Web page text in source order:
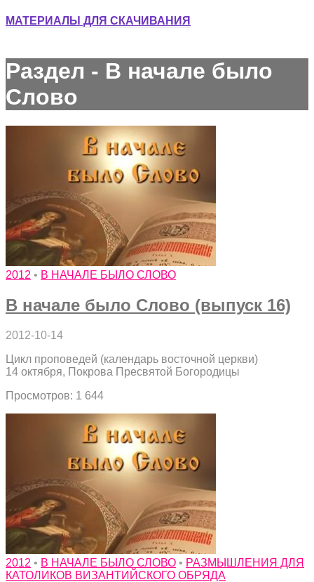
МАТЕРИАЛЫ ДЛЯ СКАЧИВАНИЯ
Раздел - В начале было
Слово
2012 • В НАЧАЛЕ БЫЛО СЛОВО
В начале было Слово (выпуск 16)
2012-10-14
Цикл проповедей (календарь восточной церкви)
14 октября, Покрова Пресвятой Богородицы
Просмотров: 1 644
2012 • В НАЧАЛЕ БЫЛО СЛОВО • РАЗМЫШЛЕНИЯ ДЛЯ
КАТОЛИКОВ ВИЗАНТИЙСКОГО ОБРЯДА